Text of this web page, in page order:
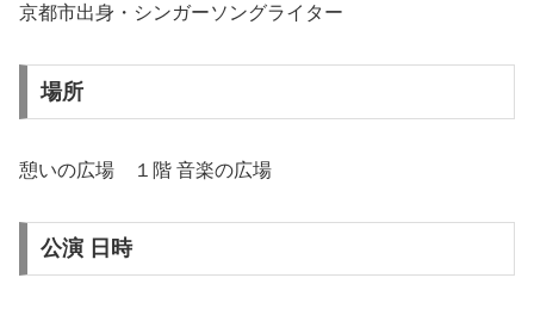
京都市出身・シンガーソングライター
場所
憩いの広場 １階 音楽の広場
公演 日時